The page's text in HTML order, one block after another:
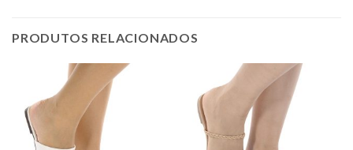
PRODUTOS RELACIONADOS